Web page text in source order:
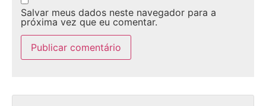
Salvar meus dados neste navegador para a
próxima vez que eu comentar.